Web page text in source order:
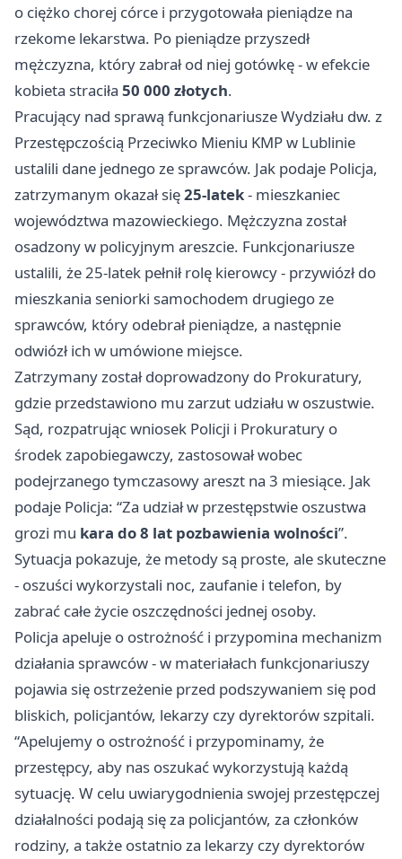
o ciężko chorej córce i przygotowała pieniądze na
rzekome lekarstwa. Po pieniądze przyszedł
mężczyzna, który zabrał od niej gotówkę - w efekcie
kobieta straciła 50 000 złotych.
Pracujący nad sprawą funkcjonariusze Wydziału dw. z
Przestępczością Przeciwko Mieniu KMP w Lublinie
ustalili dane jednego ze sprawców. Jak podaje Policja,
zatrzymanym okazał się25-latek- mieszkaniec
województwa mazowieckiego. Mężczyzna został
osadzony w policyjnym areszcie. Funkcjonariusze
ustalili, że 25-latek pełnił rolę kierowcy - przywiózł do
mieszkania seniorki samochodem drugiego ze
sprawców, który odebrał pieniądze, a następnie
odwiózł ich w umówione miejsce.
Zatrzymany został doprowadzony do Prokuratury,
gdzie przedstawiono mu zarzut udziału w oszustwie.
Sąd, rozpatrując wniosek Policji i Prokuratury o
środek zapobiegawczy, zastosował wobec
podejrzanego tymczasowy areszt na 3 miesiące. Jak
podaje Policja: “Za udział w przestępstwie oszustwa
grozi mu kara do 8 lat pozbawienia wolności”.
Sytuacja pokazuje, że metody są proste, ale skuteczne
- oszuści wykorzystali noc, zaufanie i telefon, by
zabrać całe życie oszczędności jednej osoby.
Policja apeluje o ostrożność i przypomina mechanizm
działania sprawców - w materiałach funkcjonariuszy
pojawia się ostrzeżenie przed podszywaniem się pod
bliskich, policjantów, lekarzy czy dyrektorów szpitali.
“Apelujemy o ostrożność i przypominamy, że
przestępcy, aby nas oszukać wykorzystują każdą
sytuację. W celu uwiarygodnienia swojej przestępczej
działalności podają się za policjantów, za członków
rodziny, a także ostatnio za lekarzy czy dyrektorów